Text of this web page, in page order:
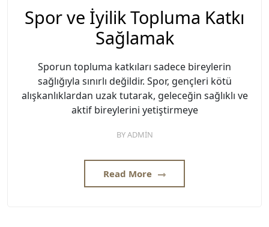
Spor ve İyilik Topluma Katkı
Sağlamak
Sporun topluma katkıları sadece bireylerin
sağlığıyla sınırlı değildir. Spor, gençleri kötü
alışkanlıklardan uzak tutarak, geleceğin sağlıklı ve
aktif bireylerini yetiştirmeye
BYADMIN
Read More